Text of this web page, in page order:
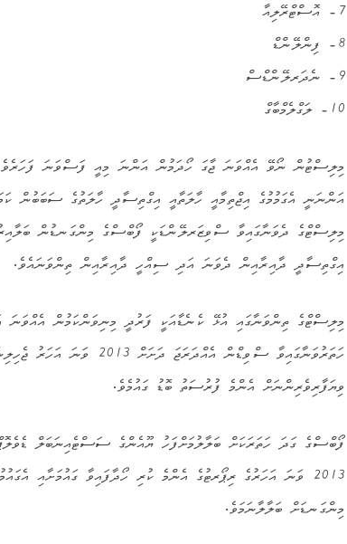
7- އޮސްޓްރޭލިއާ
8- ފިންލޭންޑް
9- ނެދަރލޭންޑްސް
10- ލަގްލެމްބާގް
މިލިސްޓުން ނޯވޭ އެއްވަނަ ޖާގަ ހޯދަމުން އަންނަ މިއީ ފަސްވަނަ
އަންނަނީ އެގަމުމުގެ އިޖްތިމާއީ ހާލަތާއީ އިގްތިސާދީ ހާލަތުގެ ސަބަބުން
މިލިސްޓްގެ ދެވަނާގައިވާ ސްވިޒަރލޭންޑަކީ ފޯބްސްގެ މިންގަނޑުން
އިގްތިސާދީ ދާއިރާއިން ދެވަނަ އަދި ސިއްހީ ދާއިރާއިން ތިންވަނައެވެ.
މިލިސްޓްގެ ތިންވަނާގައި އުޅޭ ކެނެޑާއަކީ ފަރުދީ މިނިވަންކަމުން އެއްވަނަ
ހަތަރުވަނާގައިވާ ސްވިޑްން އެއްދަރަޖަ
ވިޔަފާރިވެރިންނަށް އެންމެ ފުރުސަތު ބޮޑު ގައުމެވެ.
ފޯބްސްގެ ގަދަ ހަތަރަކަށް ބަލާލުމަށްފަހު ޔޫއެންގެ ސަސްޓެއިނަބަލް
2013 ވަނަ އަހަރުގެ ރިޕޯރޓުގެ އެންމެ ކުރި ހޯދާފައިވާ ގައުމަށާއި
މިންގަނޑަށް ބަލާލާނަމަވެ.